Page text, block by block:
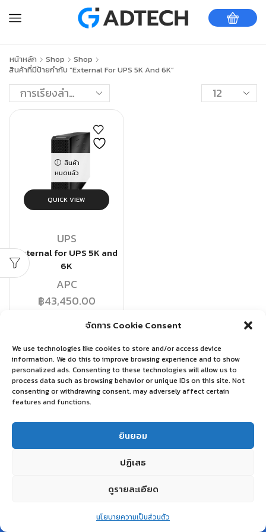
จัดการ Cookie Consent
We use technologies like cookies to store and/or access device
information. We do this to improve browsing experience and to show
personalized ads. Consenting to these technologies will allow us to
process data such as browsing behavior or unique IDs on this site. Not
consenting or withdrawing consent, may adversely affect certain
features and functions.
ยินยอม
ปฏิเสธ
ดูรายละเอียด
นโยบายความเป็นส่วนตัว
หน้าหลัก Shop
Shop
สินค้าที่มีป้ายกำกับ “External For UPS 5K And 6K”
สินค้า
หมดแล้ว
QUICK VIEW
UPS
External for UPS 5K and
6K
APC
฿43,450.00
Wishlist